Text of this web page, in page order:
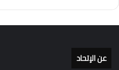
عن الإتحاد